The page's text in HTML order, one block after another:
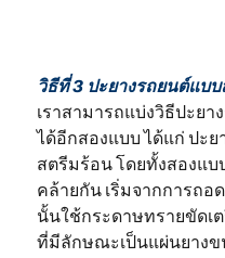
วิธีที่ 3 ปะยางรถยนต์แบ
เราสามารถแบ่งวิธีปะย
ได้อีกสองแบบ ได้แก่ ปะ
สตรีมร้อน โดยทั้งสองแ
คล้ายกัน เริ่มจากการถอ
นั้นใช้กระดาษทรายขัดเ
ที่มีลักษณะเป็นแผ่นยางข